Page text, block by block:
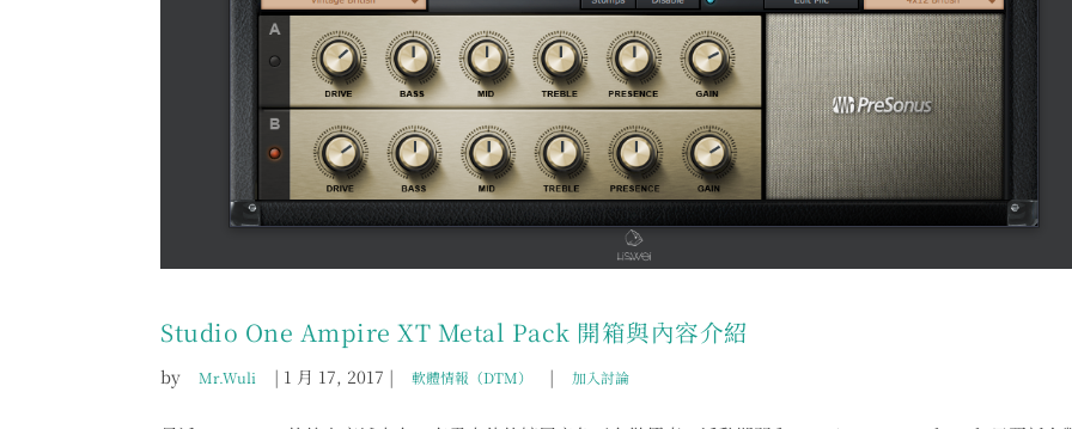
Studio One Ampire XT Metal Pack 開箱與內容介紹
by Mr.Wuli | 1 月 17, 2017 | 軟體情報（DTM） | 加入討論